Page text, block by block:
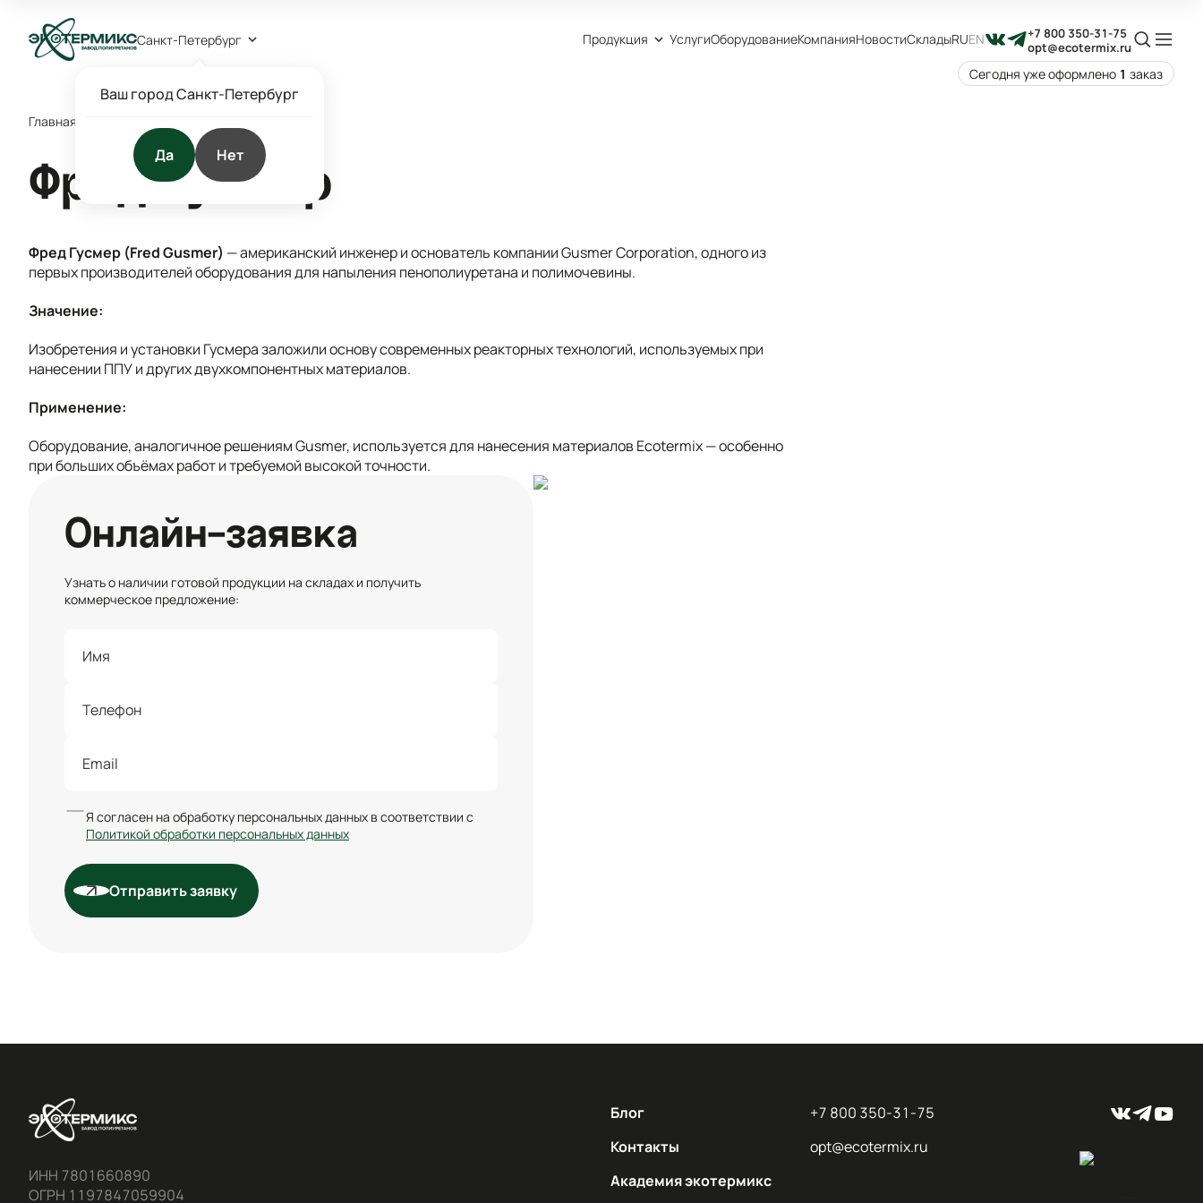
Санкт-Петербург Продукция УслугиОборудованиеКомпанияНовостиСкладыRUEN
+7 800 350-31-75
opt@ecotermix.ru
Сегодня уже оформлено 1 заказ
Главная
Фред Гусмер
Фред Гусмер (Fred Gusmer) — американский инженер и основатель компании Gusmer Corporation, одного из
первых производителей оборудования для напыления пенополиуретана и полимочевины.
Значение:
Изобретения и установки Гусмера заложили основу современных реакторных технологий, используемых при
нанесении ППУ и других двухкомпонентных материалов.
Применение:
Оборудование, аналогичное решениям Gusmer, используется для нанесения материалов Ecotermix — особенно
при больших объёмах работ и требуемой высокой точности.
Онлайн-заявка
Узнать о наличии готовой продукции на складах и получить
коммерческое предложение:
Я согласен на обработку персональных данных в соответствии с
Политикой обработки персональных данных
Отправить заявку
ИНН 7801660890
ОГРН 1197847059904
Блог
Контакты
Академия экотермикс
+7 800 350-31-75
opt@ecotermix.ru
Ваш город Санкт-Петербург
Да Нет